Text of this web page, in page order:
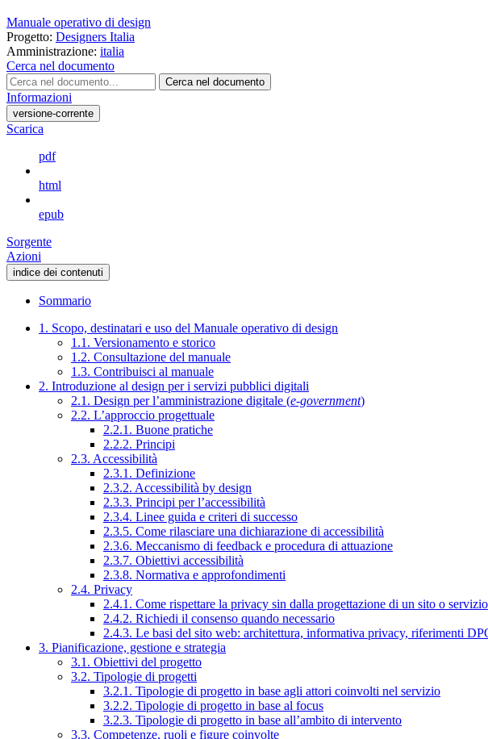
Manuale operativo di design
Progetto: Designers Italia
Amministrazione: italia
Cerca nel documento
Cerca nel documento
Informazioni
versione-corrente
Scarica
pdf
html
epub
Sorgente
Azioni
indice dei contenuti
Sommario
1. Scopo, destinatari e uso del Manuale operativo di design
1.1. Versionamento e storico
1.2. Consultazione del manuale
1.3. Contribuisci al manuale
2. Introduzione al design per i servizi pubblici digitali
2.1. Design per l’amministrazione digitale (e-government)
2.2. L’approccio progettuale
2.2.1. Buone pratiche
2.2.2. Principi
2.3. Accessibilità
2.3.1. Definizione
2.3.2. Accessibilità by design
2.3.3. Principi per l’accessibilità
2.3.4. Linee guida e criteri di successo
2.3.5. Come rilasciare una dichiarazione di accessibilità
2.3.6. Meccanismo di feedback e procedura di attuazione
2.3.7. Obiettivi accessibilità
2.3.8. Normativa e approfondimenti
2.4. Privacy
2.4.1. Come rispettare la privacy sin dalla progettazione di un sito o
2.4.2. Richiedi il consenso quando necessario
2.4.3. Le basi del sito web: architettura, informativa privacy, riferimenti
3. Pianificazione, gestione e strategia
3.1. Obiettivi del progetto
3.2. Tipologie di progetti
3.2.1. Tipologie di progetto in base agli attori coinvolti nel servizio
3.2.2. Tipologie di progetto in base al focus
3.2.3. Tipologie di progetto in base all’ambito di intervento
3.3. Competenze, ruoli e figure coinvolte